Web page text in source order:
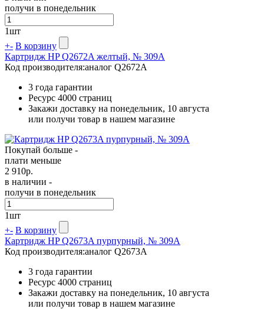
получи в понедельник
1шт
+- В корзину
Картридж HP Q2672A желтый, № 309A
Код производителя:аналог Q2672A
3 года гарантии
Ресурс 4000 страниц
Закажи доставку на понедельник, 10 августа
или получи товар в нашем магазине
Покупай больше -
плати меньше
2 910р.
в наличии -
получи в понедельник
1шт
+- В корзину
Картридж HP Q2673A пурпурный, № 309A
Код производителя:аналог Q2673A
3 года гарантии
Ресурс 4000 страниц
Закажи доставку на понедельник, 10 августа
или получи товар в нашем магазине